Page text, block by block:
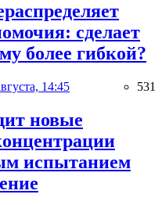
сделает
более гибкой?
14:45 531
новые
испытанием